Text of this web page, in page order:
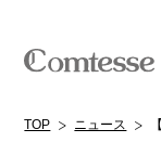
TOP ニュース